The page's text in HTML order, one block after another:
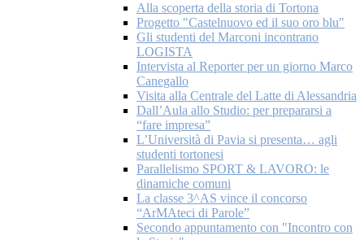
Alla scoperta della storia di Tortona
Progetto "Castelnuovo ed il suo oro blu"
Gli studenti del Marconi incontrano
LOGISTA
Intervista al Reporter per un giorno Marco
Canegallo
Visita alla Centrale del Latte di Alessandria
Dall’Aula allo Studio: per prepararsi a
“fare impresa”
L’Università di Pavia si presenta… agli
studenti tortonesi
Parallelismo SPORT & LAVORO: le
dinamiche comuni
La classe 3^AS vince il concorso
“ArMAteci di Parole”
Secondo appuntamento con "Incontro con